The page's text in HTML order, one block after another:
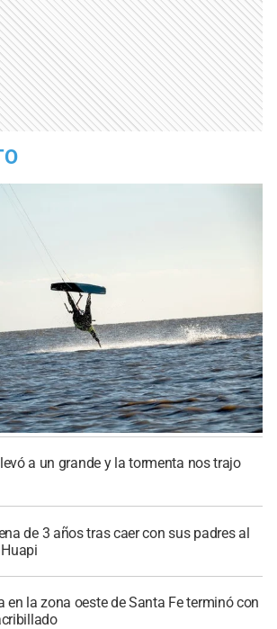
a un grande y la tormenta nos trajo
de 3 años tras caer con sus padres al
en la zona oeste de Santa Fe terminó con